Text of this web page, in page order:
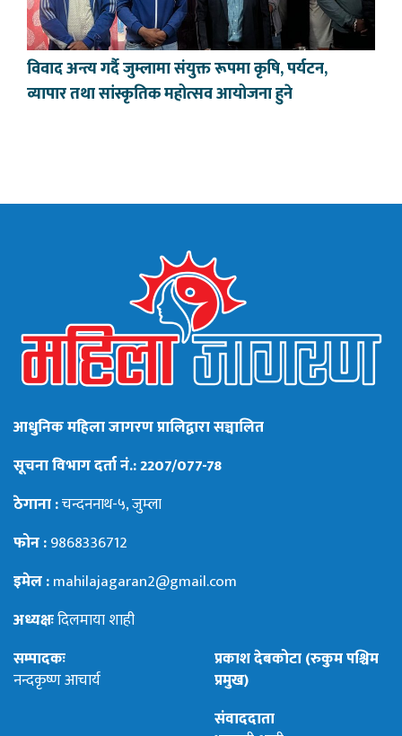
विवाद अन्त्य गर्दै जुम्लामा संयुक्त रूपमा कृषि, पर्यटन,
व्यापार तथा सांस्कृतिक महोत्सव आयोजना हुने
आधुनिक महिला जागरण प्रालिद्वारा सञ्चालित
सूचना विभाग दर्ता नं.: 2207/077-78
ठेगाना :चन्दननाथ-५, जुम्ला
फोन :9868336712
इमेल :mahilajagaran2@gmail.com
अध्यक्षःदिलमाया शाही
सम्पादकः
नन्दकृष्ण आचार्य
प्रकाश देबकोटा (रुकुम पश्चिम
प्रमुख)
संवाददाता